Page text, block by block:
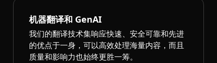
机器翻译和 GenAI
我们的翻译技术集响应快速、安全可靠和先进
的优点于一身，可以高效处理海量内容，而且
质量和影响力也始终更胜一筹。